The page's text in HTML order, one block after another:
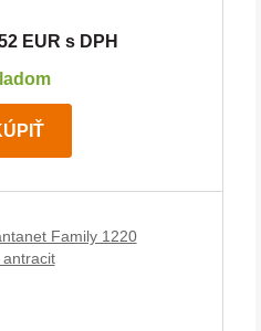
EUR s DPH
Family 1220
antracit